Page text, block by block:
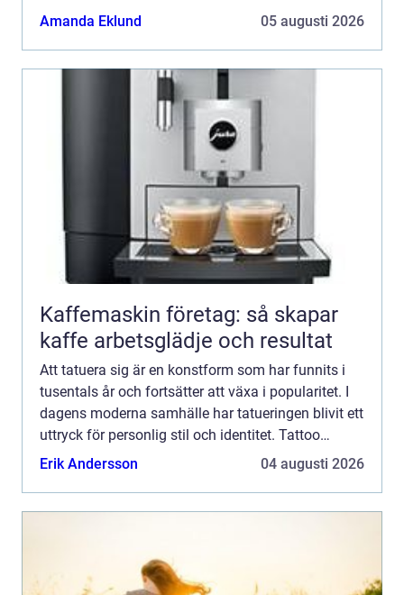
Malmö finn...
Amanda Eklund 05 augusti 2026
Kaffemaskin företag: så skapar
kaffe arbetsglädje och resultat
Att tatuera sig är en konstform som har funnits i
tusentals år och fortsätter att växa i popularitet. I
dagens moderna samhälle har tatueringen blivit ett
uttryck för personlig stil och identitet. Tattoo
Malmö finn...
Erik Andersson 04 augusti 2026